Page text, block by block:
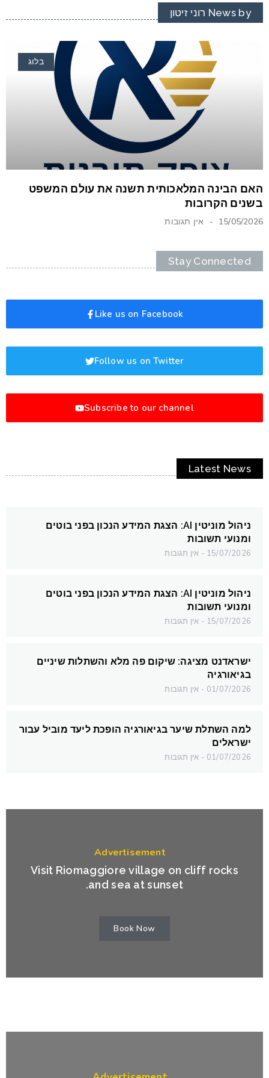
News by רוני זיטון
בלוג
האם הבינה המלאכותית תשנה את עולם המשפט
בשנים הקרובות
15/05/2026 אין תגובות
Stay Connected
Like us on Facebook
Follow us on Twitter
Subscribe to our channel
Latest News
ניהול מוניטין AI: הצגת המידע הנכון בפני בוטים
ומנועי תשובות
15/07/2026 אין תגובות
ניהול מוניטין AI: הצגת המידע הנכון בפני בוטים
ומנועי תשובות
15/07/2026 אין תגובות
ישראדנט מציגה: שיקום פה מלא והשתלות שיניים
בגיאורגיה
01/07/2026 אין תגובות
למה השתלת שיער בגיאורגיה הופכת ליעד מוביל עבור
ישראלים
01/07/2026 אין תגובות
Advertisement
Visit Riomaggiore village on cliff rocks
and sea at sunset.
Book Now